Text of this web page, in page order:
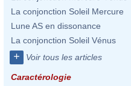
La conjonction Soleil Mercure
Lune AS en dissonance
La conjonction Soleil Vénus
+ Voir tous les articles
Caractérologie